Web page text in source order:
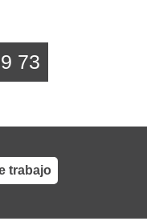
73
trabajo